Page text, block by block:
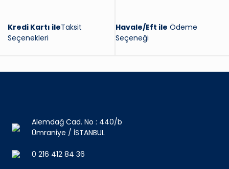
Kredi Kartı ileTaksit
Seçenekleri
Havale/Eft ile Ödeme
Seçeneği
Alemdağ Cad. No : 440/b
Ümraniye / İSTANBUL
0 216 412 84 36